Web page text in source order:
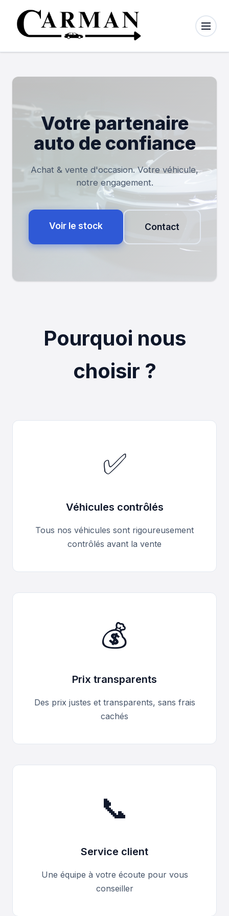
Nous
contacter
À propos
Mode
Clair Sombre
Votre partenaire
auto de confiance
Achat & vente d'occasion. Votre véhicule,
notre engagement.
Voir le stock Contact
Pourquoi nous
choisir ?
✅
Véhicules contrôlés
Tous nos véhicules sont rigoureusement
contrôlés avant la vente
💰
Prix transparents
Des prix justes et transparents, sans frais
cachés
📞
Service client
Une équipe à votre écoute pour vous
conseiller